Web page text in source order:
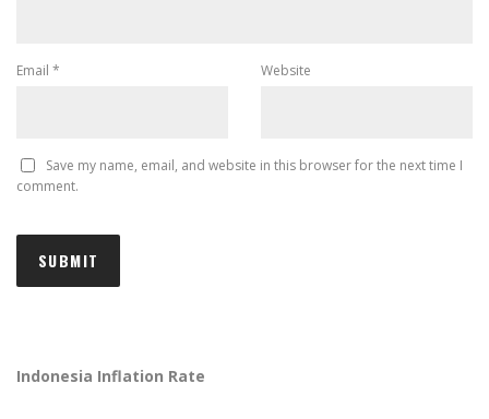
Email * Website
Save my name, email, and website in this browser for the next time I
comment.
Indonesia Inflation Rate